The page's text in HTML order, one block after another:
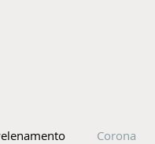
Corona